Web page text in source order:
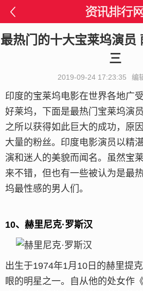
最热门的十大宝莱坞演员
三
2019-09-24 17:23:35 编
印度的宝莱坞电影在世界各地广
好莱坞，下面是最热门宝莱坞演
之所以获得如此巨大的成功，原
大量的粉丝。印度电影演员以精
演和迷人的美貌而闻名。虽然宝
来不错，但也有一些被认为是最
坞最性感的男人们。
10、赫里尼克·罗斯汉
出生于1974年1月10日的赫里提
眼的明星之一。自从他的处女作